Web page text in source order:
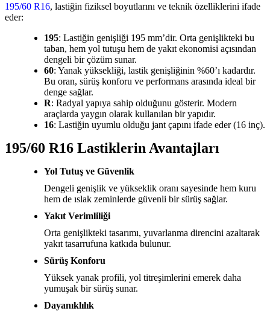
195/60 R16, lastiğin fiziksel boyutlarını ve teknik özelliklerini ifade
eder:
195: Lastiğin genişliği 195 mm’dir. Orta genişlikteki bu
taban, hem yol tutuşu hem de yakıt ekonomisi açısından
dengeli bir çözüm sunar.
60: Yanak yüksekliği, lastik genişliğinin %60’ı kadardır.
Bu oran, sürüş konforu ve performans arasında ideal bir
denge sağlar.
R: Radyal yapıya sahip olduğunu gösterir. Modern
araçlarda yaygın olarak kullanılan bir yapıdır.
16: Lastiğin uyumlu olduğu jant çapını ifade eder (16 inç).
195/60 R16 Lastiklerin Avantajları
Yol Tutuş ve Güvenlik
Dengeli genişlik ve yükseklik oranı sayesinde hem kuru
hem de ıslak zeminlerde güvenli bir sürüş sağlar.
Yakıt Verimliliği
Orta genişlikteki tasarımı, yuvarlanma direncini azaltarak
yakıt tasarrufuna katkıda bulunur.
Sürüş Konforu
Yüksek yanak profili, yol titreşimlerini emerek daha
yumuşak bir sürüş sunar.
Dayanıklılık